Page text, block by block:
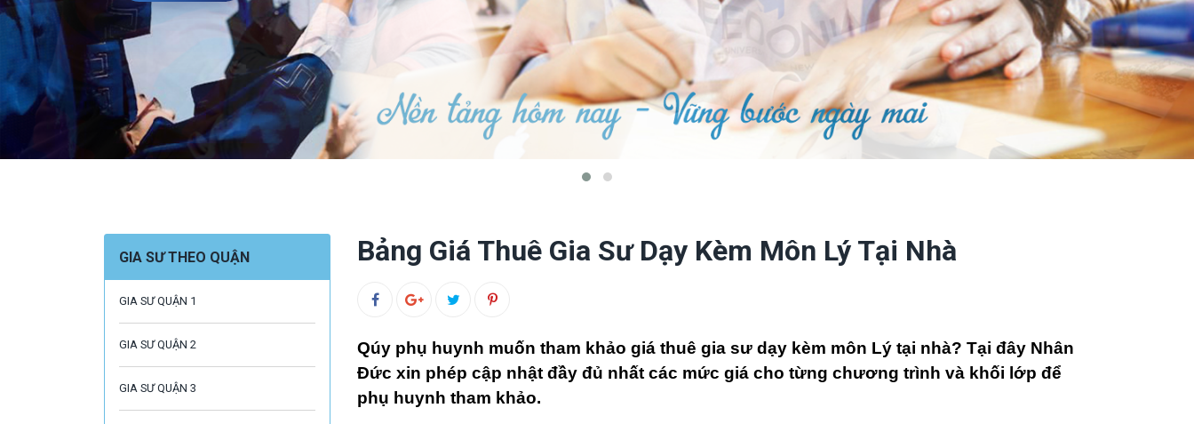
GIA SƯ THEO QUẬN
GIA SƯ QUẬN 1
GIA SƯ QUẬN 2
GIA SƯ QUẬN 3
Bảng Giá Thuê Gia Sư Dạy Kèm Môn Lý Tại Nhà
Qúy phụ huynh muốn tham khảo giá thuê gia sư dạy kèm môn Lý tại nhà? Tại đây Nhân
Đức xin phép cập nhật đầy đủ nhất các mức giá cho từng chương trình và khối lớp để
phụ huynh tham khảo.